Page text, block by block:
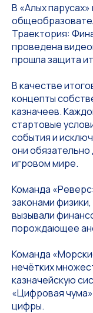
В «Алых
Траектория:
проведена
прошла защита
В качестве
концепты
казначеев.
стартовые
события и
они
игровом мире.
Команда
законами
вызывали
порождающее
Команда
нечётких
казначейскую
«Цифровая
цифры.